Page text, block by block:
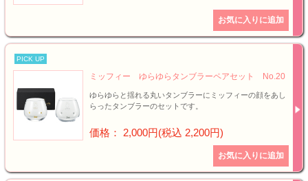
PICK UP
ミッフィー ゆらゆらタンブラーペアセット No.20
ゆらゆらと揺れる丸いタンブラーにミッフィーの顔をあし
らったタンブラーのセットです。
価格： 2,000円(税込 2,200円)